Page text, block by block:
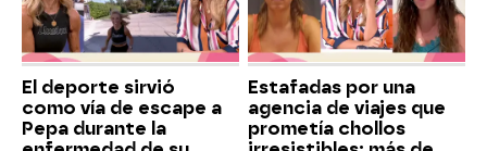
El deporte sirvió
como vía de escape a
Pepa durante la
Estafadas por una
agencia de viajes que
prometía chollos